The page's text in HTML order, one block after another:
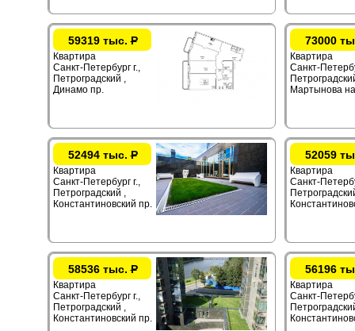
59319 тыс.Р
Квартира
Санкт-Петербург г.,
Петроградский ,
Динамо пр.
73000
Квартира
Санкт-
Мартынова
52494 тыс.Р
Квартира
Санкт-Петербург г.,
Петроградский ,
Константиновский пр.
52059
Квартира
Санкт-
58536 тыс.Р
Квартира
Санкт-Петербург г.,
Петроградский ,
Константиновский пр.
56196
Квартира
Санкт-